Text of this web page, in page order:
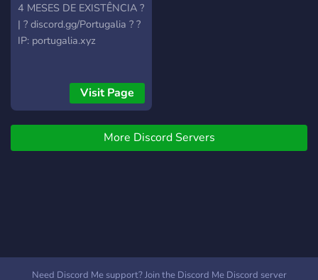
4 MESES DE EXISTÊNCIA ?
| ? discord.gg/Portugalia ? ?
IP: portugalia.xyz
Visit Page
More Discord Servers
Need Discord Me support? Join the Discord Me Discord server